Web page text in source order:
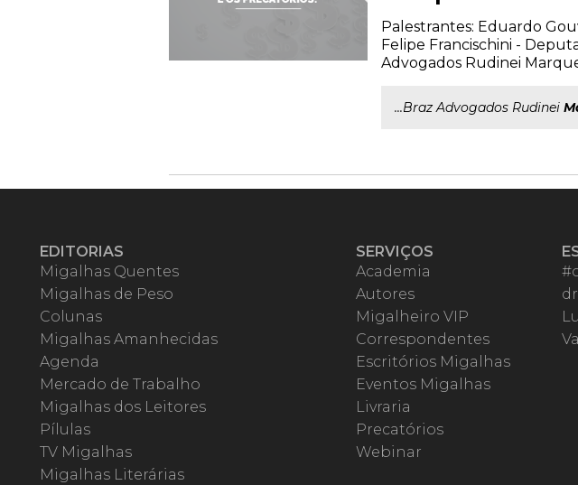
Palestrantes: Eduardo
Felipe Francischini -
Advogados Rudinei
...Braz Advogados Rudinei
EDITORIAS
Migalhas Quentes
Migalhas de Peso
Colunas
Migalhas Amanhecidas
Agenda
Mercado de Trabalho
Migalhas dos Leitores
Pílulas
TV Migalhas
Migalhas Literárias
SERVIÇOS
Academia
Autores
Migalheiro VIP
Correspondentes
Escritórios Migalhas
Eventos Migalhas
Livraria
Precatórios
Webinar